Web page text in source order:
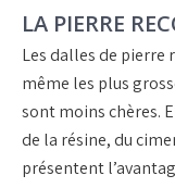
LA PIERRE
Les dalles de pierre
même les plus
sont moins chères.
de la résine, du
présentent